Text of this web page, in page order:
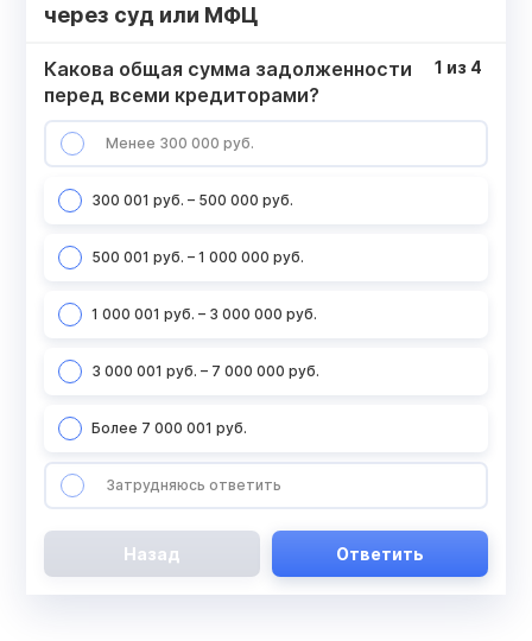
через суд или МФЦ
Какова общая сумма задолженности
перед всеми кредиторами?
Менее 300 000 руб.
300 001 руб. – 500 000 руб.
500 001 руб. – 1 000 000 руб.
1 000 001 руб. – 3 000 000 руб.
3 000 001 руб. – 7 000 000 руб.
Более 7 000 001 руб.
Затрудняюсь ответить
1 из 4
Назад Ответить